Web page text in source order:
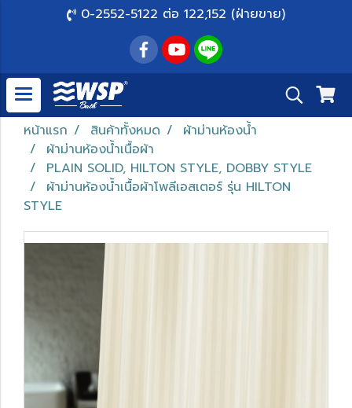
0-2552-5122 ต่อ 122,152 (ฝ่ายขาย)
หน้าแรก สินค้าทั้งหมด
ผ้าม่านห้องน้ำ
ผ้าม่านห้องน้ำเนื้อผ้า
PLAIN SOLID, HILTON STYLE, DOBBY STYLE
ผ้าม่านห้องน้ำเนื้อผ้าโพลีเอสเตอร์ รุ่น HILTON
STYLE